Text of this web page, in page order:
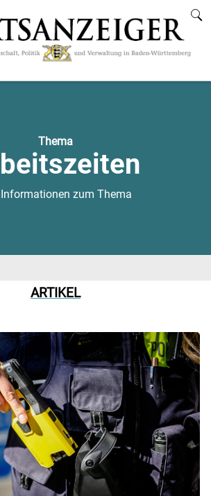
Thema
zum Thema
ARTIKEL